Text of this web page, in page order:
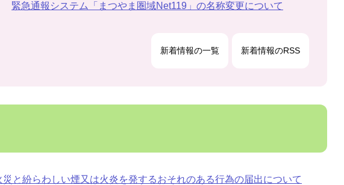
緊急通報システム「まつやま圏域Net119」の名称変更について
新着情報の一覧 新着情報のRSS
災と紛らわしい煙又は火炎を発するおそれのある行為の届出について